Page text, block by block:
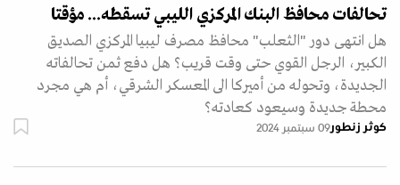
تحالفات محافظ البنك المركزي الليبي تسقطه... مؤقتا
هل انتهى دور "الثعلب" محافظ مصرف ليبيا المركزي الصديق
الكبير، الرجل القوي حتى وقت قريب؟ هل دفع ثمن تحالفاته
الجديدة، وتحوله من أميركا الى المعسكر الشرقي، أم هي مجرد
محطة جديدة وسيعود كعادته؟
كوثر زنطور09 سبتمبر 2024